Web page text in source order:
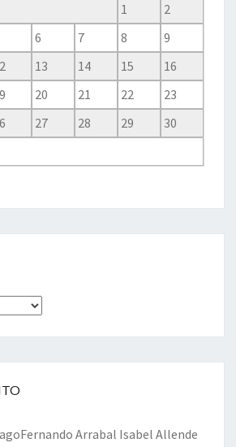
1
2
6 7 8
9
13 14 15
16
20 21 22
23
27 28 29
30
Fernando Arrabal Isabel Allende